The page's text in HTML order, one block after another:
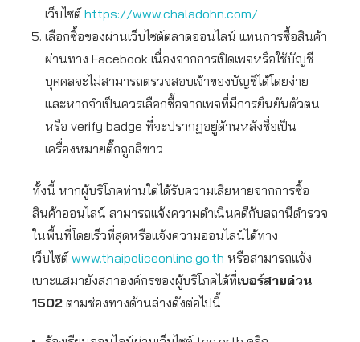
เว็บไซต์ https://www.chaladohn.com/
เลือกซื้อของผ่านเว็บไซต์ตลาดออนไลน์ แทนการซื้อสินค้า
ผ่านทาง Facebook เนื่องจากการเปิดเพจหรือใช้บัญชี
บุคคลจะไม่สามารถตรวจสอบเจ้าของบัญชีได้โดยง่าย
และหากจำเป็นควรเลือกซื้อจากเพจที่มีการยืนยันตัวตน
หรือ verify badge ที่จะปรากฏอยู่ด้านหลังชื่อเป็น
เครื่องหมายติ๊กถูกสีขาว
ทั้งนี้ หากผู้บริโภคท่านใดได้รับความเสียหายจากการซื้อ
สินค้าออนไลน์ สามารถแจ้งความดำเนินคดีกับสถานีตำรวจ
ในพื้นที่โดยเร็วที่สุดหรือแจ้งความออนไลน์ได้ทาง
เว็บไซต์ www.thaipoliceonline.go.th หรือสามารถแจ้ง
เบาะแสมายังสภาองค์กรของผู้บริโภคได้ที่เบอร์สายด่วน
1502 ตามช่องทางด้านล่างดังต่อไปนี้